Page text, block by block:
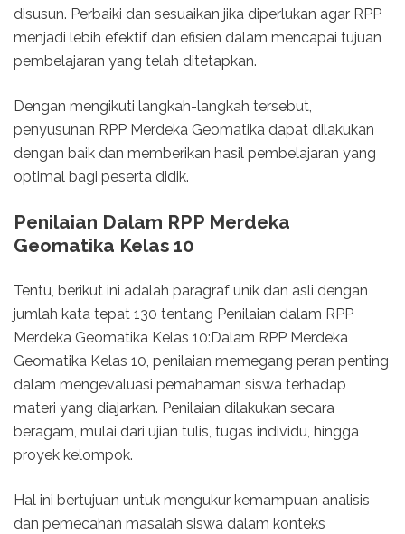
disusun. Perbaiki dan sesuaikan jika diperlukan agar RPP
menjadi lebih efektif dan efisien dalam mencapai tujuan
pembelajaran yang telah ditetapkan.
Dengan mengikuti langkah-langkah tersebut,
penyusunan RPP Merdeka Geomatika dapat dilakukan
dengan baik dan memberikan hasil pembelajaran yang
optimal bagi peserta didik.
Penilaian Dalam RPP Merdeka
Geomatika Kelas 10
Tentu, berikut ini adalah paragraf unik dan asli dengan
jumlah kata tepat 130 tentang Penilaian dalam RPP
Merdeka Geomatika Kelas 10:Dalam RPP Merdeka
Geomatika Kelas 10, penilaian memegang peran penting
dalam mengevaluasi pemahaman siswa terhadap
materi yang diajarkan. Penilaian dilakukan secara
beragam, mulai dari ujian tulis, tugas individu, hingga
proyek kelompok.
Hal ini bertujuan untuk mengukur kemampuan analisis
dan pemecahan masalah siswa dalam konteks